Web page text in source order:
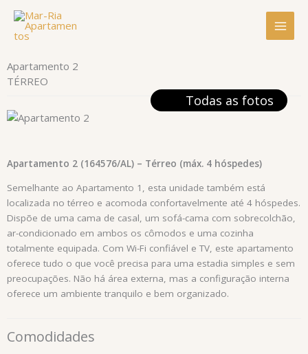
Pular
para
Apartamento 2
TÉRREO
Todas as fotos
Apartamento 2 (164576/AL) – Térreo (máx. 4 hóspedes)
Semelhante ao Apartamento 1, esta unidade também está
localizada no térreo e acomoda confortavelmente até 4 hóspedes.
Dispõe de uma cama de casal, um sofá-cama com sobrecolchão,
ar-condicionado em ambos os cômodos e uma cozinha
totalmente equipada. Com Wi-Fi confiável e TV, este apartamento
oferece tudo o que você precisa para uma estadia simples e sem
preocupações. Não há área externa, mas a configuração interna
oferece um ambiente tranquilo e bem organizado.
Comodidades